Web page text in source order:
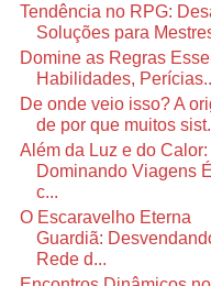
Tendência no RPG:
Soluções para
Domine as Regras
Habilidades,
De onde veio isso? A
de por que muitos
Além da Luz e do Calor:
Dominando Viagens
c...
O Escaravelho Eterna
Guardiã:
Rede d...